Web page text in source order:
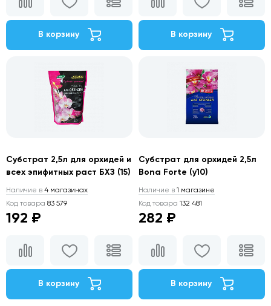
В корзину В корзину
Субстрат 2,5л для орхидей и
всех эпифитных раст БХЗ (15)
Наличие в 4 магазинах
Код товара 83 579
192 ₽
В корзину
Субстрат для орхидей 2,5л
Bona Forte (у10)
Наличие в 1 магазине
Код товара 132 481
282 ₽
В корзину